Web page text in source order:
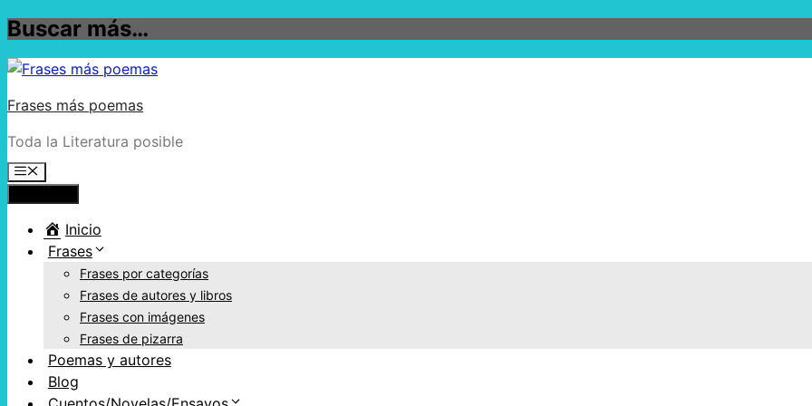
Saltar al contenido
Buscar más…
Frases más poemas
Toda la Literatura posible
Inicio
Frases
Frases por categorías
Frases de autores y libros
Frases con imágenes
Frases de pizarra
Poemas y autores
Blog